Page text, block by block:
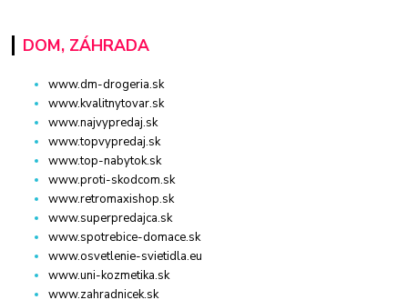
DOM, ZÁHRADA
www.dm-drogeria.sk
www.kvalitnytovar.sk
www.najvypredaj.sk
www.topvypredaj.sk
www.top-nabytok.sk
www.proti-skodcom.sk
www.retromaxishop.sk
www.superpredajca.sk
www.spotrebice-domace.sk
www.osvetlenie-svietidla.eu
www.uni-kozmetika.sk
www.zahradnicek.sk